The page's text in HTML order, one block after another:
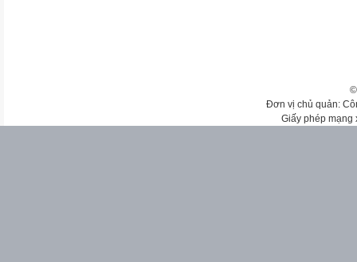
Đơn vị chủ quản:
Giấy phép mạng